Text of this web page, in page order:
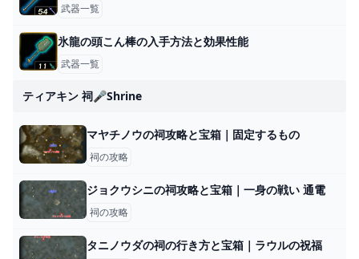
武器一覧
氷龍の頭こん棒の入手方法と効果性能
武器一覧
ティアキン 祠🎤shrine
マヤチノウの祠攻略と宝箱｜固定するもの
祠の攻略
ジョクウシニの祠攻略と宝箱｜一身の戦い 通電
祠の攻略
タニノウダの祠の行き方と宝箱｜ラウルの祝福